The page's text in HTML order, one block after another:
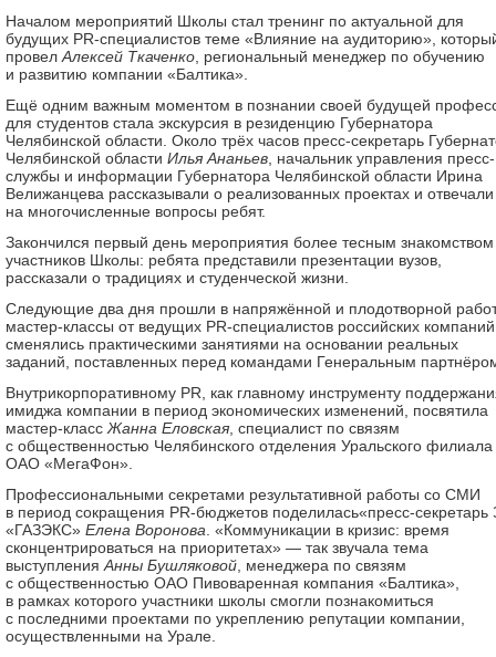
Началом мероприятий Школы стал тренинг по актуальной для
будущих PR-специалистов теме «Влияние на аудиторию»,
провел Алексей Ткаченко , региональный менеджер по обучению
и развитию компании «Балтика».
Ещё одним важным моментом в познании своей будущей
для студентов стала экскурсия в резиденцию Губернатора
Челябинской области. Около трёх часов пресс-секретарь
Челябинской области Илья Ананьев , начальник управления пресс-
службы и информации Губернатора Челябинской области Ирина
Велижанцева рассказывали о реализованных проектах и отвечали
на многочисленные вопросы ребят.
Закончился первый день мероприятия более тесным знакомством
участников Школы: ребята представили презентации вузов,
рассказали о традициях и студенческой жизни.
Следующие два дня прошли в напряжённой и плодотворной
мастер-классы от ведущих PR-специалистов российских компаний
сменялись практическими занятиями на основании реальных
заданий, поставленных перед командами Генеральным
Внутрикорпоративному PR, как главному инструменту
имиджа компании в период экономических изменений, посвятила
мастер-класс Жанна Еловская , специалист по связям
с общественностью Челябинского отделения Уральского филиала
ОАО «МегаФон».
Профессиональными секретами результативной работы со СМИ
в период сокращения PR-бюджетов поделилась«пресс-
«ГАЗЭКС» Елена Воронова . «Коммуникации в кризис: время
сконцентрироваться на приоритетах» — так звучала тема
выступления Анны Бушляковой , менеджера по связям
с общественностью ОАО Пивоваренная компания «Балтика»,
в рамках которого участники школы смогли познакомиться
с последними проектами по укреплению репутации компании,
осуществленными на Урале.